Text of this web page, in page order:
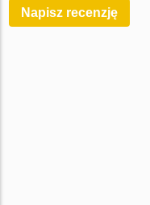
Napisz recenzję